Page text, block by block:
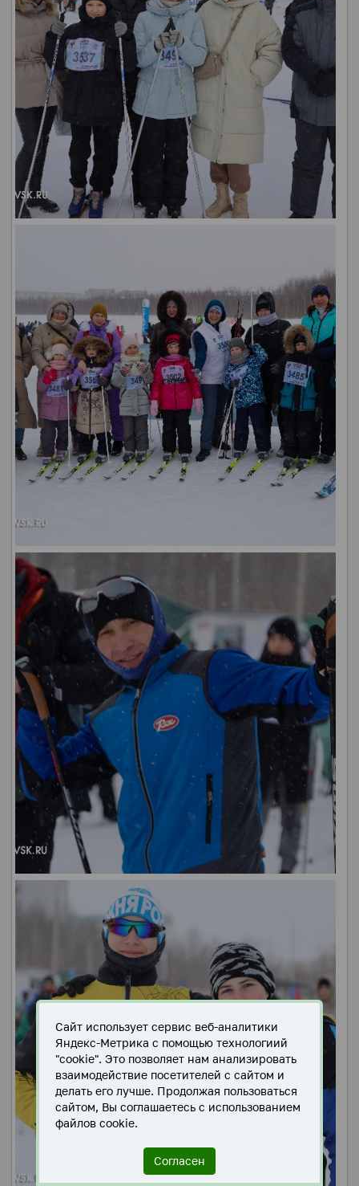
Сайт использует сервис веб-аналитики
Яндекс-Метрика с помощью технологиий
"cookie". Это позволяет нам анализировать
взаимодействие посетителей с сайтом и
делать его лучше. Продолжая пользоваться
сайтом, Вы соглашаетесь с использованием
файлов cookie.
Согласен